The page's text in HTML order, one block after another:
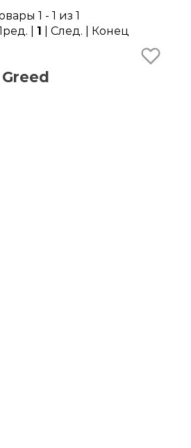
1 - 1 из 1
| 1 | След. | Конец